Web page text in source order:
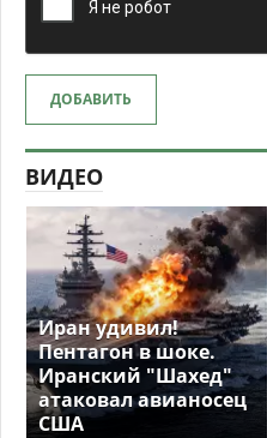
ДОБАВИТЬ
ВИДЕО
Иран удивил!
Пентагон в шоке.
Иранский "Шахед"
атаковал авианосец
США